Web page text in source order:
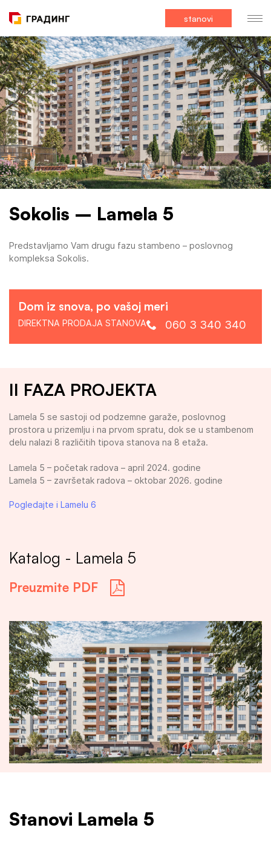
stanovi
Sokolis – Lamela 5
Predstavljamo Vam drugu fazu stambeno – poslovnog
kompleksa Sokolis.
Dom iz snova, po vašoj meri
DIREKTNA PRODAJA STANOVA 060 3 340 340
II FAZA PROJEKTA
Lamela 5 se sastoji od podzemne garaže, poslovnog
prostora u prizemlju i na prvom spratu, dok se u stambenom
delu nalazi 8 različitih tipova stanova na 8 etaža.
Lamela 5 – početak radova – april 2024. godine
Lamela 5 – završetak radova – oktobar 2026. godine
Pogledajte i Lamelu 6
Katalog - Lamela 5
Preuzmite PDF
Stanovi Lamela 5